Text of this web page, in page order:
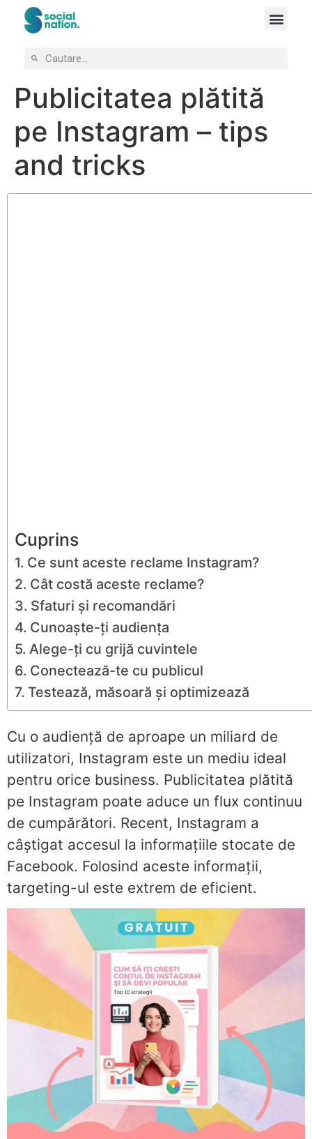
Publicitatea plătită
pe Instagram – tips
and tricks
Cuprins
Ce sunt aceste reclame Instagram?
Cât costă aceste reclame?
Sfaturi și recomandări
Cunoaște-ți audiența
Alege-ți cu grijă cuvintele
Conectează-te cu publicul
Testează, măsoară și optimizează
Cu o audiență de aproape un miliard de
utilizatori, Instagram este un mediu ideal
pentru orice business. Publicitatea plătită
pe Instagram poate aduce un flux continuu
de cumpărători. Recent, Instagram a
câștigat accesul la informațiile stocate de
Facebook. Folosind aceste informații,
targeting-ul este extrem de eficient.